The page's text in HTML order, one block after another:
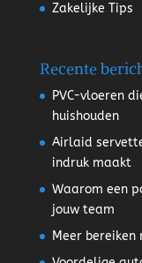
Zakelijke Tips
Recente
PVC-vloeren
huishouden
Airlaid
indruk maakt
Waarom een
jouw team
Meer